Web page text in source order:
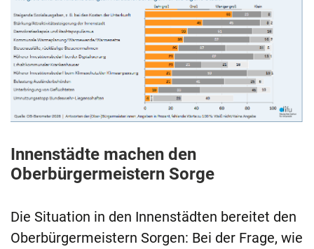
Innenstädte machen den
Oberbürgermeistern Sorge
Die Situation in den Innenstädten bereitet den
Oberbürgermeistern Sorgen: Bei der Frage, wie